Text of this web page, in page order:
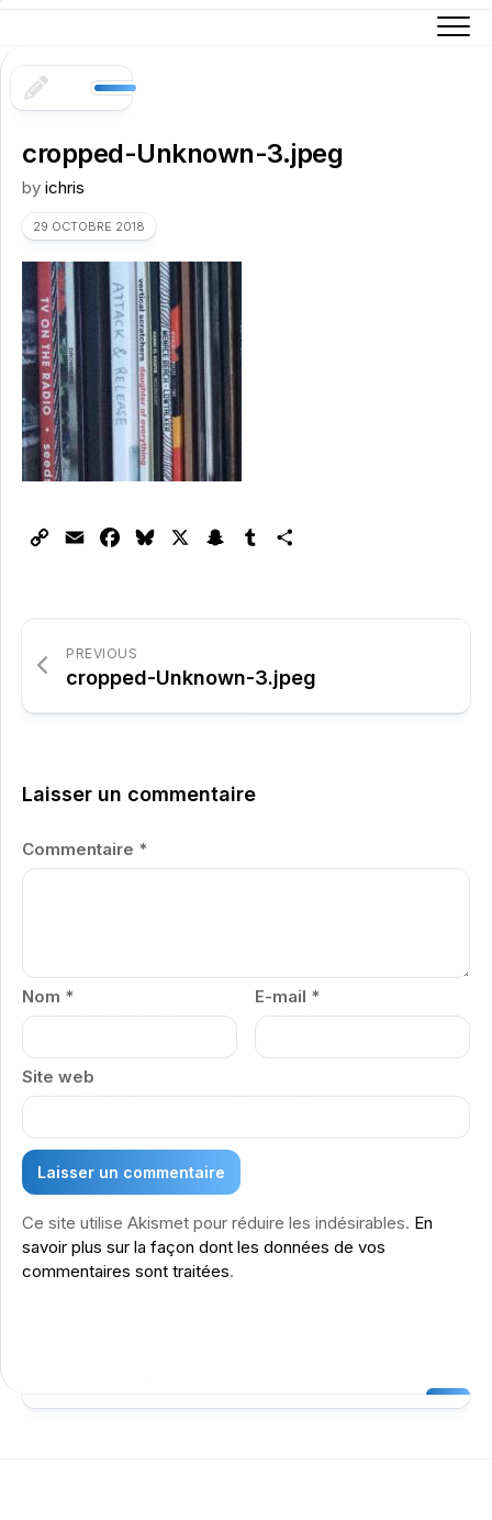
content
cropped-Unknown-3.jpeg
by ichris
29 OCTOBRE 2018
Copy Email FacebookBluesky Snapchat
Tumblr
PREVIOUS
cropped-Unknown-3.jpeg
Laisser un commentaire
Commentaire *
Nom * E-mail *
Site web
Ce site utilise Akismet pour réduire les indésirables. En
savoir plus sur la façon dont les données de vos
commentaires sont traitées.